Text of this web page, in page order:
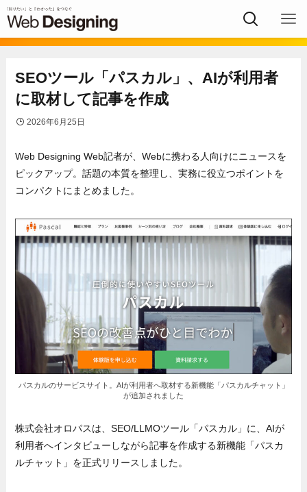
SEOツール「パスカル」、AIが利用者
に取材して記事を作成
2026年6月25日
Web Designing Web記者が、Webに携わる人向けにニュースを
ピックアップ。話題の本質を整理し、実務に役立つポイントを
コンパクトにまとめました。
パスカルのサービスサイト。AIが利用者へ取材する新機能「パスカルチャット」
が追加されました
株式会社オロパスは、SEO/LLMOツール「パスカル」に、AIが
利用者へインタビューしながら記事を作成する新機能「パスカ
ルチャット」を正式リリースしました。